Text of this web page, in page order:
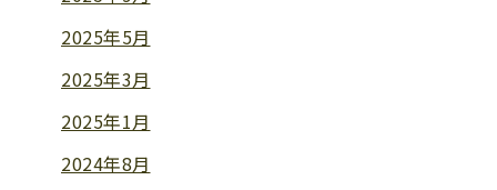
2025年5月
2025年3月
2025年1月
2024年8月